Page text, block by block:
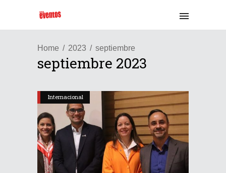
Home 2023 septiembre
septiembre 2023
Internacional